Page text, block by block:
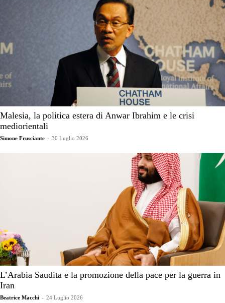
Malesia, la politica estera di Anwar Ibrahim e le crisi
mediorientali
Simone Frusciante - 30 Luglio 2026
L’Arabia Saudita e la promozione della pace per la guerra in
Iran
Beatrice Macchi - 24 Luglio 2026